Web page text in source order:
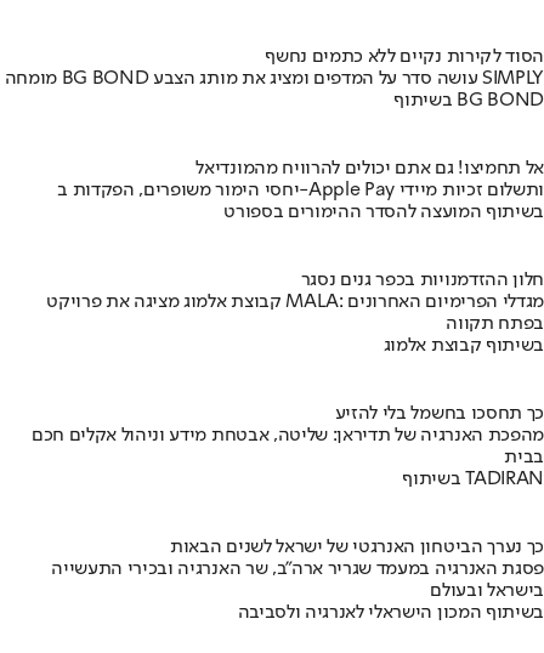
הסוד לקירות נקיים ללא כתמים נחשף
מומחה BG BOND עושה סדר על המדפים ומציג את מותג הצבע SIMPLY
בשיתוף BG BOND
אל תחמיצו! גם אתם יכולים להרוויח מהמונדיאל
יחסי הימור משופרים, הפקדות ב-Apple Pay ותשלום זכיות מיידי
בשיתוף המועצה להסדר ההימורים בספורט
חלון ההזדמנויות בכפר גנים נסגר
קבוצת אלמוג מציגה את פרויקט MALA: מגדלי הפרימיום האחרונים
בפתח תקווה
בשיתוף קבוצת אלמוג
כך תחסכו בחשמל בלי להזיע
מהפכת האנרגיה של תדיראן: שליטה, אבטחת מידע וניהול אקלים חכם
בבית
בשיתוף TADIRAN
כך נערך הביטחון האנרגטי של ישראל לשנים הבאות
פסגת האנרגיה במעמד שגריר ארה"ב, שר האנרגיה ובכירי התעשייה
בישראל ובעולם
בשיתוף המכון הישראלי לאנרגיה ולסביבה